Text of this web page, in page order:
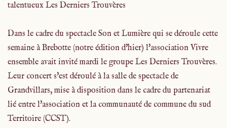
talentueux Les Derniers Trouvères
Dans le cadre du spectacle Son et Lumière qui se déroule cette
semaine à Brebotte (notre édition d'hier) l'association Vivre
ensemble avait invité mardi le groupe Les Derniers Trouvères.
Leur concert s'est déroulé à la salle de spectacle de
Grandvillars, mise à disposition dans le cadre du partenariat
lié entre l'association et la communauté de commune du sud
Territoire (CCST).